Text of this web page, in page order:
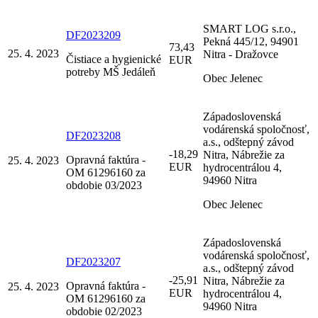
25. 4. 2023
DF2023209
Čistiace a hygienické
potreby MŠ Jedáleň
73,43
EUR
SMART LOG s.r.o.,
Pekná 445/12, 94901
Nitra - Dražovce
Obec Jelenec
25. 4. 2023
DF2023208
Opravná faktúra -
OM 61296160 za
obdobie 03/2023
-18,29
EUR
Západoslovenská
vodárenská spoločnosť,
a.s., odštepný závod
Nitra, Nábrežie za
hydrocentrálou 4,
94960 Nitra
Obec Jelenec
25. 4. 2023
DF2023207
Opravná faktúra -
OM 61296160 za
obdobie 02/2023
-25,91
EUR
Západoslovenská
vodárenská spoločnosť,
a.s., odštepný závod
Nitra, Nábrežie za
hydrocentrálou 4,
94960 Nitra